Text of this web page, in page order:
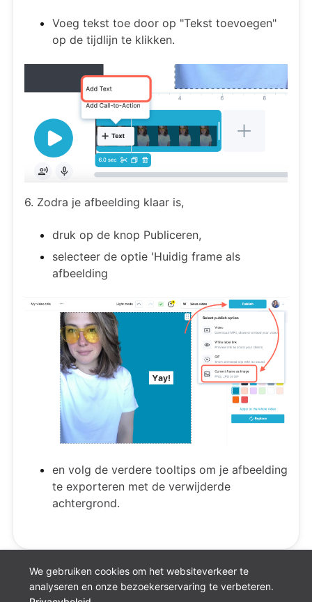
We gebruiken cookies om het websiteverkeer te
analyseren en onze bezoekerservaring te verbeteren.
Voeg tekst toe door op "Tekst toevoegen"
op de tijdlijn te klikken.
6. Zodra je afbeelding klaar is,
druk op de knop Publiceren,
selecteer de optie 'Huidig frame als
afbeelding
en volg de verdere tooltips om je afbeelding
te exporteren met de verwijderde
achtergrond.